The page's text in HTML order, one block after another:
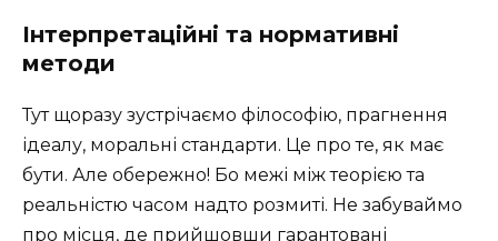
Інтерпретаційні та нормативні
методи
Тут щоразу зустрічаємо філософію, прагнення
ідеалу, моральні стандарти. Це про те, як має
бути. Але обережно! Бо межі між теорією та
реальністю часом надто розмиті. Не забуваймо
про місця, де прийшовши гарантовані